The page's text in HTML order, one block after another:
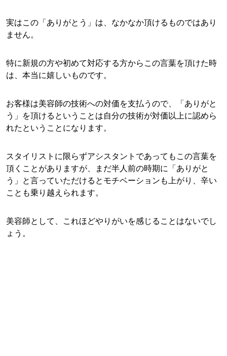
実はこの「ありがとう」は、なかなか頂けるものではあり
ません。
特に新規の方や初めて対応する方からこの言葉を頂けた時
は、本当に嬉しいものです。
お客様は美容師の技術への対価を支払うので、「ありがと
う」を頂けるということは自分の技術が対価以上に認めら
れたということになります。
スタイリストに限らずアシスタントであってもこの言葉を
頂くことがありますが、まだ半人前の時期に「ありがと
う」と言っていただけるとモチベーションも上がり、辛い
ことも乗り越えられます。
美容師として、これほどやりがいを感じることはないでし
ょう。